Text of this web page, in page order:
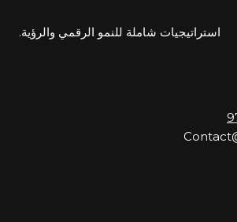
استراتيجيات شاملة للنمو الرقمي والرؤية.